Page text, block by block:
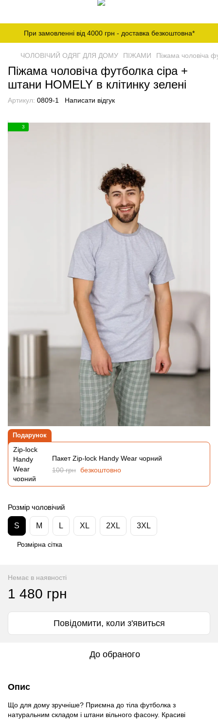
При замовленні від 4000 грн - доставка безкоштовна*
ЧОЛОВІЧИЙ ОДЯГ ДЛЯ ДОМУ ПІЖАМИ Піжама чоловіча
Піжама чоловіча футболка сіра +
штани HOMELY в клітинку зелені
Артикул: 0809-1 Написати відгук
3
Подарунок
Пакет Zip-lock Handy Wear чорний
100 грн безкоштовно
Розмір чоловічий
S M L XL 2XL 3XL
Розмірна сітка
Немає в наявності
1 480 грн
Повідомити, коли з'явиться
До обраного
Опис
Що для дому зручніше? Приємна до тіла футболка з
натуральним складом і штани вільного фасону. Красиві